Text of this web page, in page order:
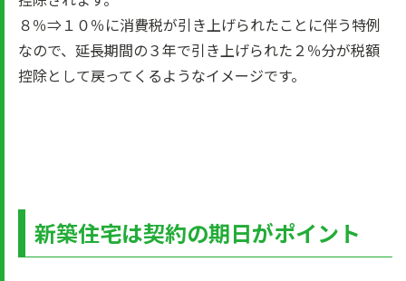
８％⇒１０％に消費税が引き上げられたことに伴う特例
なので、延長期間の３年で引き上げられた２％分が税額
控除として戻ってくるようなイメージです。
新築住宅は契約の期日がポイント